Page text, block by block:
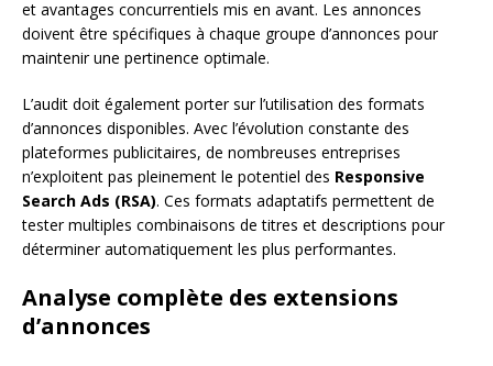
et avantages concurrentiels mis en avant. Les annonces
doivent être spécifiques à chaque groupe d’annonces pour
maintenir une pertinence optimale.
L’audit doit également porter sur l’utilisation des formats
d’annonces disponibles. Avec l’évolution constante des
plateformes publicitaires, de nombreuses entreprises
n’exploitent pas pleinement le potentiel des Responsive
Search Ads (RSA). Ces formats adaptatifs permettent de
tester multiples combinaisons de titres et descriptions pour
déterminer automatiquement les plus performantes.
Analyse complète des extensions
d’annonces